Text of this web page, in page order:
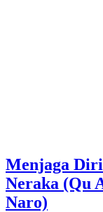
Menjaga
Neraka (Qu
Naro)